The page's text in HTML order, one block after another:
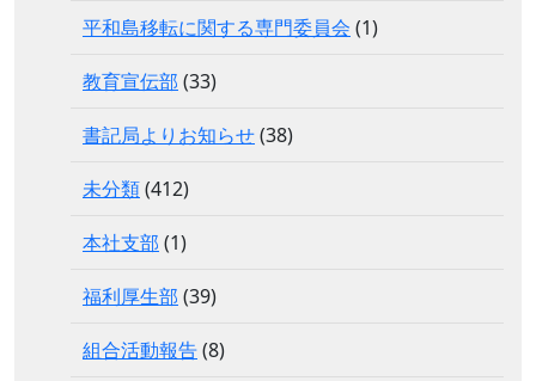
平和島移転に関する専門委員会 (1)
教育宣伝部 (33)
書記局よりお知らせ(38)
未分類(412)
本社支部 (1)
福利厚生部 (39)
組合活動報告(8)